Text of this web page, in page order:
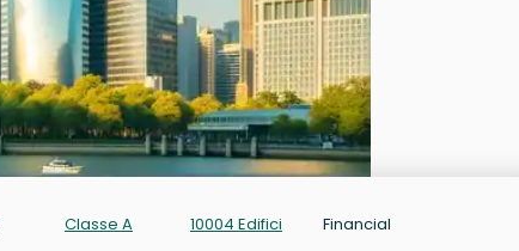
Classe A 10004 Edifici Financial